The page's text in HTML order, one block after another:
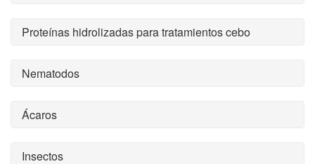
Proteínas hidrolizadas para tratamientos cebo
Nematodos
Ácaros
Insectos